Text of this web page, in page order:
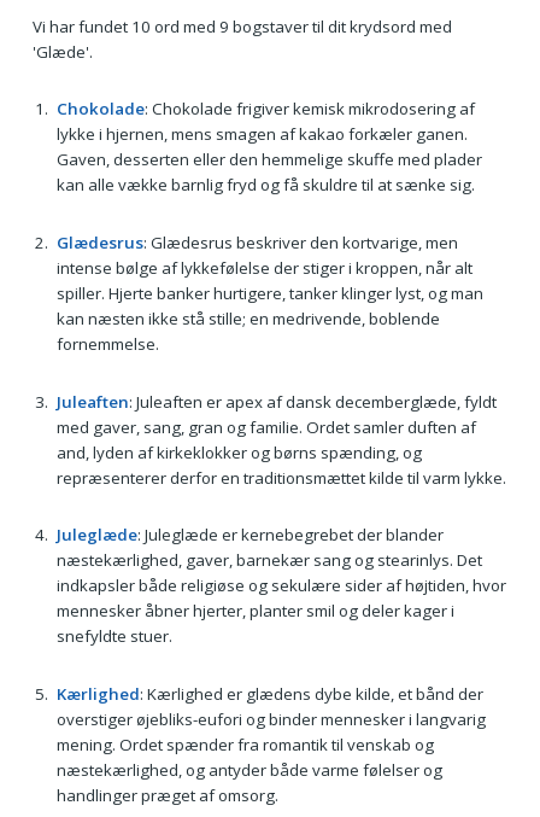
Vi har fundet 10 ord med 9 bogstaver til dit krydsord med
'Glæde'.
Chokolade: Chokolade frigiver kemisk mikrodosering af
lykke i hjernen, mens smagen af kakao forkæler ganen.
Gaven, desserten eller den hemmelige skuffe med plader
kan alle vække barnlig fryd og få skuldre til at sænke sig.
Glædesrus: Glædesrus beskriver den kortvarige, men
intense bølge af lykkefølelse der stiger i kroppen, når alt
spiller. Hjerte banker hurtigere, tanker klinger lyst, og man
kan næsten ikke stå stille; en medrivende, boblende
fornemmelse.
Juleaften: Juleaften er apex af dansk decemberglæde, fyldt
med gaver, sang, gran og familie. Ordet samler duften af
and, lyden af kirkeklokker og børns spænding, og
repræsenterer derfor en traditionsmættet kilde til varm lykke.
Juleglæde: Juleglæde er kernebegrebet der blander
næstekærlighed, gaver, barnekær sang og stearinlys. Det
indkapsler både religiøse og sekulære sider af højtiden, hvor
mennesker åbner hjerter, planter smil og deler kager i
snefyldte stuer.
Kærlighed: Kærlighed er glædens dybe kilde, et bånd der
overstiger øjebliks-eufori og binder mennesker i langvarig
mening. Ordet spænder fra romantik til venskab og
næstekærlighed, og antyder både varme følelser og
handlinger præget af omsorg.